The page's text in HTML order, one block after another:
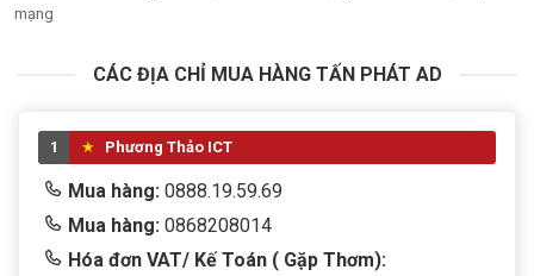
mạng
CÁC ĐỊA CHỈ MUA HÀNG TẤN PHÁT AD
1 Phương Thảo ICT
Mua hàng: 0888.19.59.69
Mua hàng: 0868208014
Hóa đơn VAT/ Kế Toán ( Gặp Thơm):